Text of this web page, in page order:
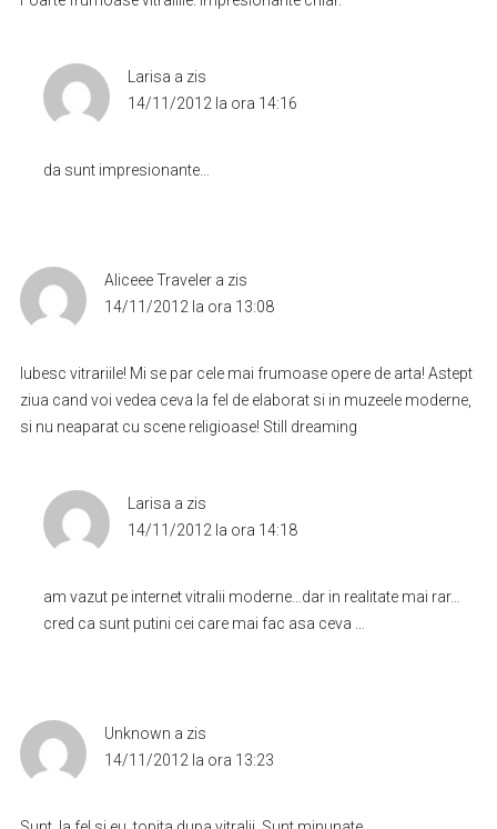
Larisa a zis
14/11/2012 la ora 14:16
da sunt impresionante…
Aliceee Traveler a zis
14/11/2012 la ora 13:08
Iubesc vitrariile! Mi se par cele mai frumoase opere de arta! Astept
ziua cand voi vedea ceva la fel de elaborat si in muzeele moderne,
si nu neaparat cu scene religioase! Still dreaming
Larisa a zis
14/11/2012 la ora 14:18
am vazut pe internet vitralii moderne…dar in realitate mai rar…
cred ca sunt putini cei care mai fac asa ceva …
Unknown a zis
14/11/2012 la ora 13:23